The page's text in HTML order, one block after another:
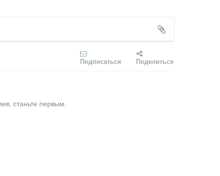
Подписаться Поделиться
станьте первым.